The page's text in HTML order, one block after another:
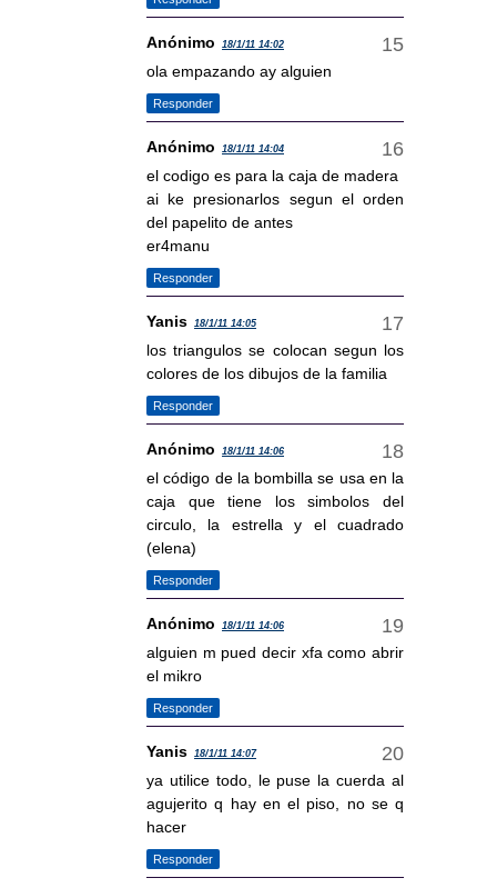
Anónimo 18/1/11 14:02
ola empazando ay alguien
Responder
Anónimo 18/1/11 14:04
el codigo es para la caja de madera
ai ke presionarlos segun el orden
del papelito de antes
er4manu
Responder
Yanis 18/1/11 14:05
los triangulos se colocan segun los
colores de los dibujos de la familia
Responder
Anónimo 18/1/11 14:06
el código de la bombilla se usa en la
caja que tiene los simbolos del
circulo, la estrella y el cuadrado
(elena)
Responder
Anónimo 18/1/11 14:06
alguien m pued decir xfa como abrir
el mikro
Responder
Yanis 18/1/11 14:07
ya utilice todo, le puse la cuerda al
agujerito q hay en el piso, no se q
hacer
Responder